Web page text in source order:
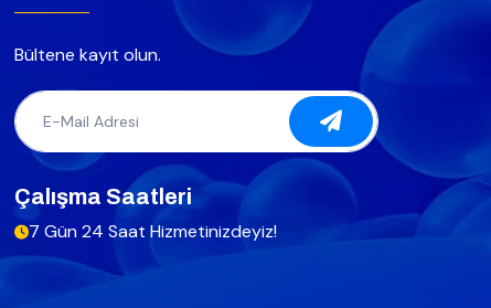
Bültene kayıt olun.
Çalışma Saatleri
7 Gün 24 Saat Hizmetinizdeyiz!